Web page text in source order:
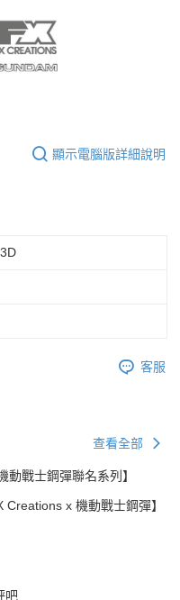
顯示電腦版詳細說明
客服
查看全部
機動戰士鋼彈聯名系列】
Creations x 機動戰士鋼彈】
吧